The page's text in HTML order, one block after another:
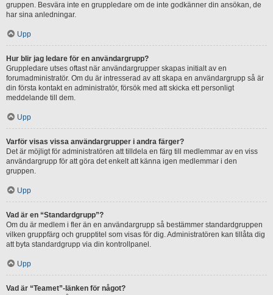
gruppen. Besvära inte en gruppledare om de inte godkänner din ansökan, de
har sina anledningar.
Upp
Hur blir jag ledare för en användargrupp?
Gruppledare utses oftast när användargrupper skapas initialt av en
forumadministratör. Om du är intresserad av att skapa en användargrupp så är
din första kontakt en administratör, försök med att skicka ett personligt
meddelande till dem.
Upp
Varför visas vissa användargrupper i andra färger?
Det är möjligt för administratören att tilldela en färg till medlemmar av en viss
användargrupp för att göra det enkelt att känna igen medlemmar i den
gruppen.
Upp
Vad är en “Standardgrupp”?
Om du är medlem i fler än en användargrupp så bestämmer standardgruppen
vilken gruppfärg och grupptitel som visas för dig. Administratören kan tillåta dig
att byta standardgrupp via din kontrollpanel.
Upp
Vad är “Teamet”-länken för något?